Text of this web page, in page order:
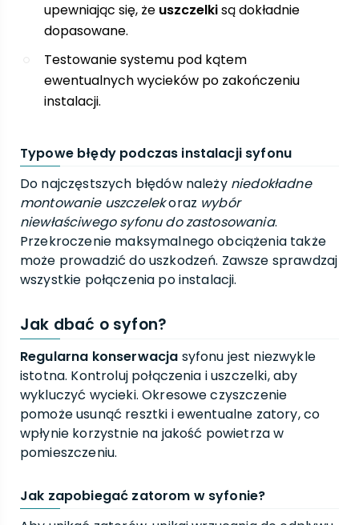
upewniając się, że uszczelkisą dokładnie
dopasowane.
Testowanie systemu pod kątem
ewentualnych wycieków po zakończeniu
instalacji.
Typowe błędy podczas instalacji syfonu
Do najczęstszych błędów należy niedokładne
montowanie uszczelekoraz wybór
niewłaściwego syfonu do zastosowania.
Przekroczenie maksymalnego obciążenia także
może prowadzić do uszkodzeń. Zawsze sprawdzaj
wszystkie połączenia po instalacji.
Jak dbać o syfon?
Regularna konserwacja syfonu jest niezwykle
istotna. Kontroluj połączenia i uszczelki, aby
wykluczyć wycieki. Okresowe czyszczenie
pomoże usunąć resztki i ewentualne zatory, co
wpłynie korzystnie na jakość powietrza w
pomieszczeniu.
Jak zapobiegać zatorom w syfonie?